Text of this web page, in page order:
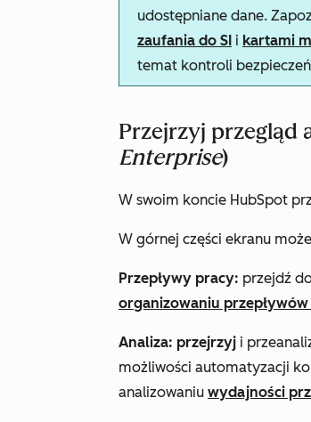
udostępniane dane.
zaufania do SI i kartami
temat kontroli
Przejrzyj przegląd
Enterprise)
W swoim koncie HubSpot
W górnej części ekranu
Przepływy pracy: przejdź
organizowaniu
Analiza: przejrzyj i
możliwości automatyzacji
analizowaniu wydajności